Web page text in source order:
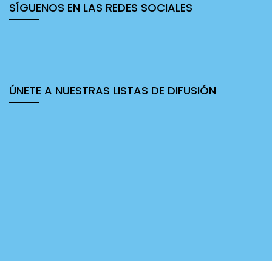
SÍGUENOS EN LAS REDES SOCIALES
ÚNETE A NUESTRAS LISTAS DE DIFUSIÓN